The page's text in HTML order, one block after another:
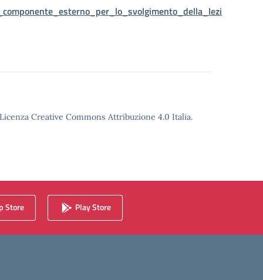
Creative Commons Attribuzione 4.0 Italia.
Store Play Store